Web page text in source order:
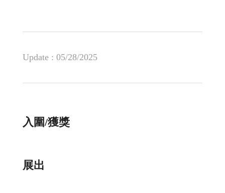
Update : 05/28/2025
入圍/獲獎
展出